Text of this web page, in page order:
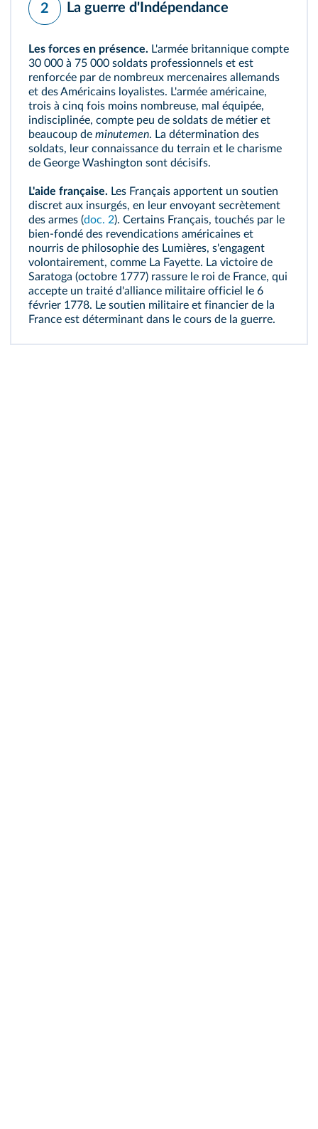
2 La guerre d'Indépendance
Les forces en présence. L'armée britannique compte
30 000 à 75 000 soldats professionnels et est
renforcée par de nombreux mercenaires allemands
et des Américains loyalistes. L'armée américaine,
trois à cinq fois moins nombreuse, mal équipée,
indisciplinée, compte peu de soldats de métier et
beaucoup de minutemen. La détermination des
soldats, leur connaissance du terrain et le charisme
de George Washington sont décisifs.
L'aide française. Les Français apportent un soutien
discret aux insurgés, en leur envoyant secrètement
des armes (doc. 2). Certains Français, touchés par le
bien‑fondé des revendications américaines et
nourris de philosophie des Lumières, s'engagent
volontairement, comme La Fayette. La victoire de
Saratoga (octobre 1777) rassure le roi de France, qui
accepte un traité d'alliance militaire officiel le 6
février 1778. Le soutien militaire et financier de la
France est déterminant dans le cours de la guerre.